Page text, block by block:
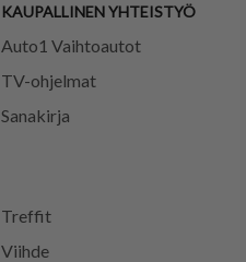
Treffit
Viihde
KAUPALLINEN YHTEISTYÖ
Auto1 Vaihtoautot
TV-ohjelmat
Sanakirja